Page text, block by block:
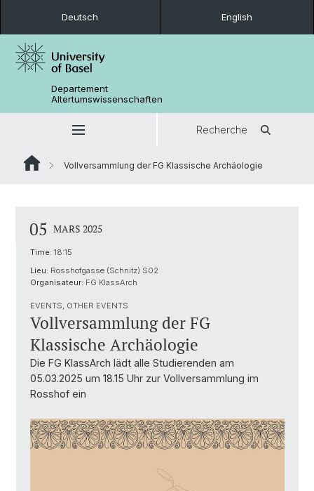
Deutsch English
Departement
Altertumswissenschaften
Recherche
Vollversammlung der FG Klassische Archäologie
05 MARS 2025
Time: 18:15
Lieu: Rosshofgasse (Schnitz) S02
Organisateur: FG KlassArch
EVENTS, OTHER EVENTS
Vollversammlung der FG
Klassische Archäologie
Die FG KlassArch lädt alle Studierenden am
05.03.2025 um 18.15 Uhr zur Vollversammlung im
Rosshof ein